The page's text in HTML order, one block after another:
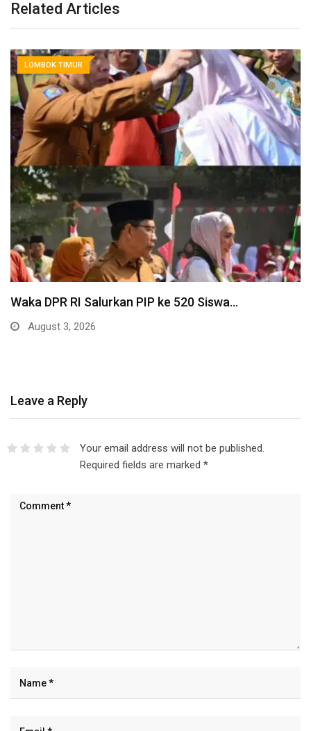
Related Articles
LOMBOK TIMUR
Waka DPR RI Salurkan PIP ke 520 Siswa…
August 3, 2026
Leave a Reply
Your email address will not be published.
Required fields are marked *